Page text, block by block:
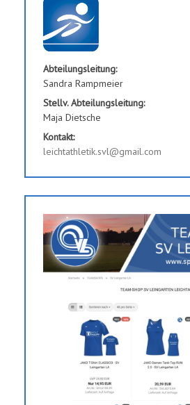
Abteilungsleitung:
Sandra Rampmeier
Stellv. Abteilungsleitung:
Maja Dietsche
Kontakt:
leichtathletik.svl@gmail.com